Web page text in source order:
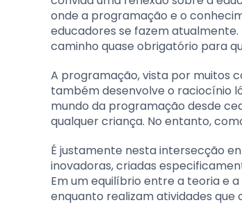
onde a programação e o
educadores se fazem
caminho quase obrigatório para
A programação, vista por muitos
também desenvolve o raciocínio
mundo da programação desde
qualquer criança. No entanto,
É justamente nesta intersecção
inovadoras, criadas
Em um equilíbrio entre a teoria e
enquanto realizam atividades que